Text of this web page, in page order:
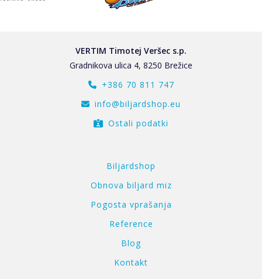
VERTIM Timotej Veršec s.p.
Gradnikova ulica 4, 8250 Brežice
+386 70 811 747
info@biljardshop.eu
Ostali podatki
Biljardshop
Obnova biljard miz
Pogosta vprašanja
Reference
Blog
Kontakt